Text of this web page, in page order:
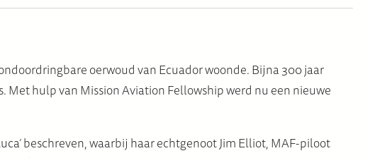
oerwoud van Ecuador woonde. Bijna 300 jaar
Met hulp van Mission Aviation Fellowship werd nu een nieuwe
beschreven, waarbij haar echtgenoot Jim Elliot, MAF-piloot